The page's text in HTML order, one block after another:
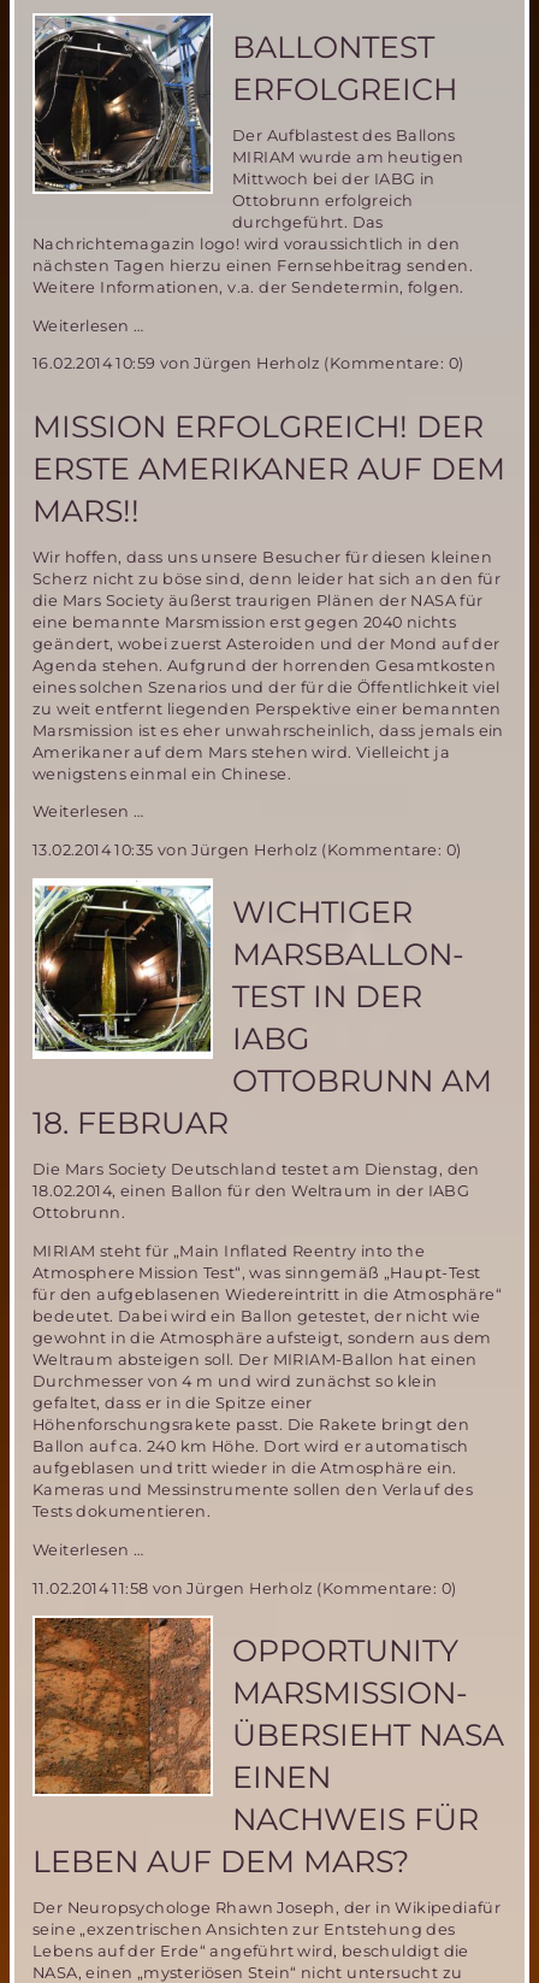
Ballons
bei
der
IABG
in
Ottobrunn
BALLONTEST
ERFOLGREICH
Der Aufblastest des Ballons
MIRIAM wurde am heutigen
Mittwoch bei der IABG in
Ottobrunn erfolgreich
durchgeführt. Das
Nachrichtemagazin logo! wird voraussichtlich in den
nächsten Tagen hierzu einen Fernsehbeitrag senden.
Weitere Informationen, v.a. der Sendetermin, folgen.
Weiterlesen …
16.02.2014 10:59 von Jürgen Herholz (Kommentare: 0)
MISSION ERFOLGREICH! DER
ERSTE AMERIKANER AUF DEM
MARS!!
Wir hoffen, dass uns unsere Besucher für diesen kleinen
Scherz nicht zu böse sind, denn leider hat sich an den für
die Mars Society äußerst traurigen Plänen der NASA für
eine bemannte Marsmission erst gegen 2040 nichts
geändert, wobei zuerst Asteroiden und der Mond auf der
Agenda stehen. Aufgrund der horrenden Gesamtkosten
eines solchen Szenarios und der für die Öffentlichkeit viel
zu weit entfernt liegenden Perspektive einer bemannten
Marsmission ist es eher unwahrscheinlich, dass jemals ein
Amerikaner auf dem Mars stehen wird. Vielleicht ja
wenigstens einmal ein Chinese.
Weiterlesen …
Der
erste
Amerikaner
auf
dem
Mars!!
13.02.2014 10:35 von Jürgen Herholz (Kommentare: 0)
WICHTIGER
MARSBALLON-
TEST IN DER
IABG
OTTOBRUNN AM
18. FEBRUAR
Die Mars Society Deutschland testet am Dienstag, den
18.02.2014, einen Ballon für den Weltraum in der IABG
Ottobrunn.
MIRIAM steht für „Main Inflated Reentry into the
Atmosphere Mission Test“, was sinngemäß „Haupt-Test
für den aufgeblasenen Wiedereintritt in die Atmosphäre“
bedeutet. Dabei wird ein Ballon getestet, der nicht wie
gewohnt in die Atmosphäre aufsteigt, sondern aus dem
Weltraum absteigen soll. Der MIRIAM-Ballon hat einen
Durchmesser von 4 m und wird zunächst so klein
gefaltet, dass er in die Spitze einer
Höhenforschungsrakete passt. Die Rakete bringt den
Ballon auf ca. 240 km Höhe. Dort wird er automatisch
aufgeblasen und tritt wieder in die Atmosphäre ein.
Kameras und Messinstrumente sollen den Verlauf des
Tests dokumentieren.
Weiterlesen …
Test
in
der
IABG
Ottobrunn
am
18.
Februar
11.02.2014 11:58 von Jürgen Herholz (Kommentare: 0)
OPPORTUNITY
MARSMISSION-
ÜBERSIEHT NASA
EINEN
NACHWEIS FÜR
LEBEN AUF DEM MARS?
Der Neuropsychologe Rhawn Joseph, der in Wikipediafür
seine „exzentrischen Ansichten zur Entstehung des
Lebens auf der Erde“ angeführt wird, beschuldigt die
NASA, einen „mysteriösen Stein“ nicht untersucht zu